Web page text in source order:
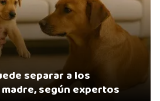
separar a los
según expertos